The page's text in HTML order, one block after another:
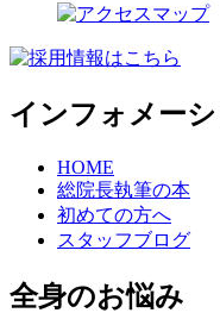
インフォメー
HOME
総院長執筆の本
初めての方へ
スタッフブログ
全身のお悩み